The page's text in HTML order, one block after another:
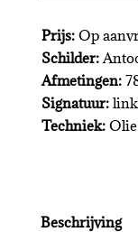
Prijs: Op
Schilder:
Afmetingen:
Signatuur:
Techniek:
Beschrijving